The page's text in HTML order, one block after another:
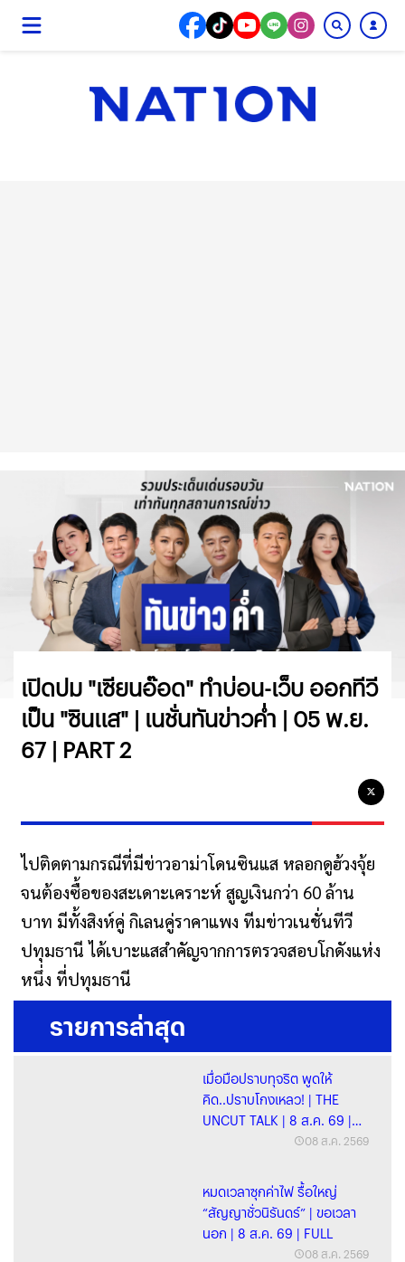
เปิดปม "เซียนอ๊อด" ทำบ่อน-เว็บ ออกทีวี
เป็น "ซินแส" | เนชั่นทันข่าวค่ำ | 05 พ.ย.
67 | PART 2
ไปติดตามกรณีที่มีข่าวอาม่าโดนซินแส หลอกดูฮ้วงจุ้ย
จนต้องซื้อของสะเดาะเคราะห์ สูญเงินกว่า 60 ล้าน
บาท มีทั้งสิงห์คู่ กิเลนคู่ราคาแพง ทีมข่าวเนชั่นทีวี
ปทุมธานี ได้เบาะแสสำคัญจากการตรวจสอบโกดังแห่ง
หนึ่ง ที่ปทุมธานี
รายการล่าสุด
เมื่อมือปราบทุจริต พูดให้
คิด..ปราบโกงเหลว! | THE
UNCUT TALK | 8 ส.ค. 69 |
08 ส.ค. 2569
หมดเวลาซุกค่าไฟ รื้อใหญ่
“สัญญาชั่วนิรันดร์” | ขอเวลา
นอก | 8 ส.ค. 69 | FULL
08 ส.ค. 2569